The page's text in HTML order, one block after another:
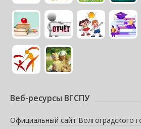
Веб-ресурсы ВГСПУ
Официальный сайт Волгоградского